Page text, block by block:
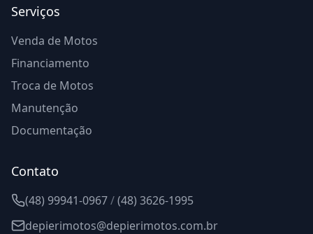
Serviços
Venda de Motos
Financiamento
Troca de Motos
Manutenção
Documentação
Contato
(48) 99941-0967/(48) 3626-1995
depierimotos@depierimotos.com.br